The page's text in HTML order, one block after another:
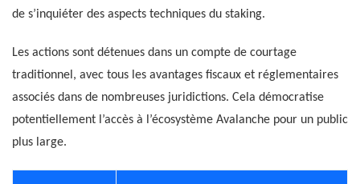
de s’inquiéter des aspects techniques du staking.
Les actions sont détenues dans un compte de courtage
traditionnel, avec tous les avantages fiscaux et réglementaires
associés dans de nombreuses juridictions. Cela démocratise
potentiellement l’accès à l’écosystème Avalanche pour un public
plus large.